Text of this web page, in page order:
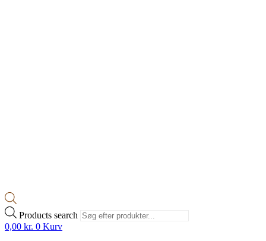
Products search
0,00 kr. 0 Kurv